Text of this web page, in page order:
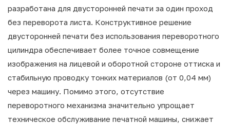
разработана для двусторонней печати за один проход
без переворота листа. Конструктивное решение
двусторонней печати без использования переворотного
цилиндра обеспечивает более точное совмещение
изображения на лицевой и оборотной стороне оттиска и
стабильную проводку тонких материалов (от 0,04 мм)
через машину. Помимо этого, отсутствие
переворотного механизма значительно упрощает
техническое обслуживание печатной машины, снижает